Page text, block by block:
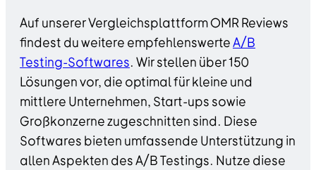
Auf unserer Vergleichsplattform OMR Reviews
findest du weitere empfehlenswerteA/B
Testing-Softwares. Wir stellen über 150
Lösungen vor, die optimal für kleine und
mittlere Unternehmen, Start-ups sowie
Großkonzerne zugeschnitten sind. Diese
Softwares bieten umfassende Unterstützung in
allen Aspekten des A/B Testings. Nutze diese